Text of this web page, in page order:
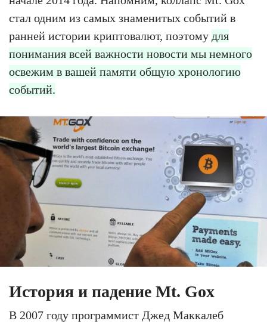
стал одним из самых знаменитых событий в
ранней истории криптовалют, поэтому для
понимания всей важности новости мы немного
освежим в вашей памяти общую хронологию
событий.
История и падение Mt. Gox
В 2007 году программист Джед Маккалеб